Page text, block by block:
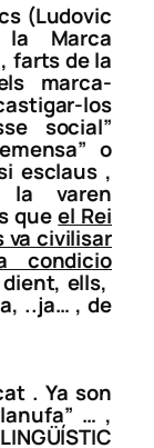
(Ludovic
la Marca
farts de la
marca-
los
social”
o
esclaus ,
varen
queel Rei
va civilisar
condicio
ells,
..ja… , de
. Ya son
… ,